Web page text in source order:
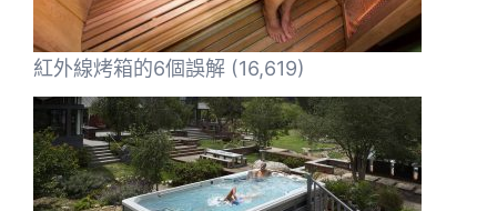
紅外線烤箱的6個誤解 (16,619)